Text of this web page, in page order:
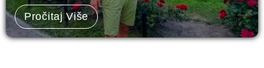
Pročitaj Više